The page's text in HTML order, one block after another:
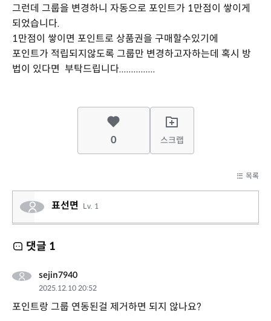
그런데 그룹을 변경하니 자동으로 포인트가 1만점이 쌓이게
되었습니다.
1만점이 쌓이면 포인트로 상품권을 구매할수있기에
포인트가 적립되지않도록 그룹만 변경하고자하는데 혹시 방
법이 있다면 부탁드립니다...............
0 스크랩
목록
표선면 Lv. 1
댓글 1
sejin7940
2025.12.10 20:52
포인트랑 그룹 연동된걸 제거하면 되지 않나요?